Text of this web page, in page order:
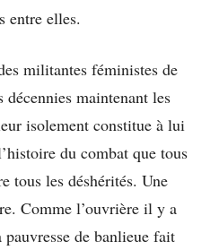
entre elles.
militantes féministes de
décennies maintenant les
isolement constitue à lui
du combat que tous
tous les déshérités. Une
Comme l’ouvrière il y a
de banlieue fait